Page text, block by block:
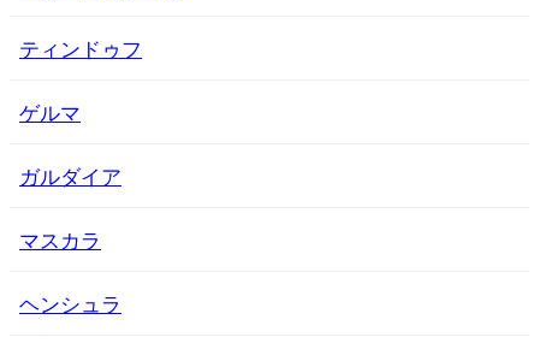
ティンドゥフ
ゲルマ
ガルダイア
マスカラ
ヘンシュラ